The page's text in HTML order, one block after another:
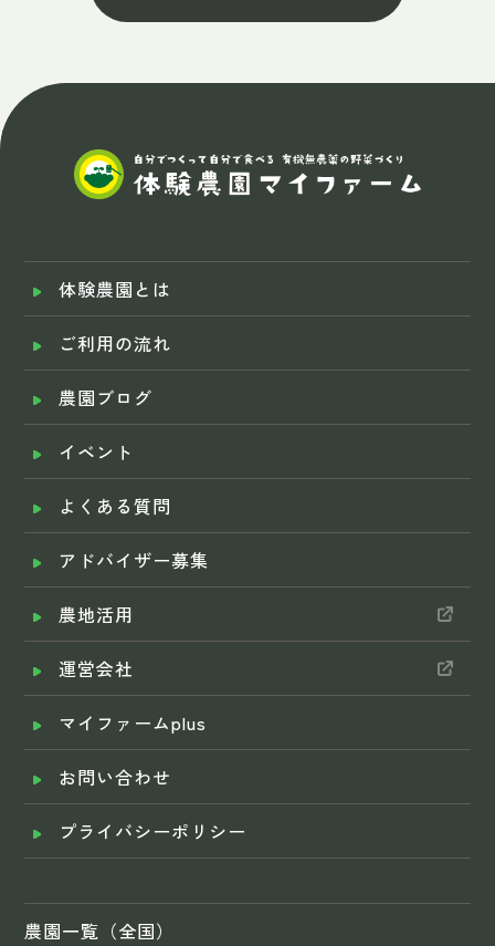
体験農園とは
ご利用の流れ
農園ブログ
イベント
よくある質問
アドバイザー募集
農地活用
運営会社
マイファームplus
お問い合わせ
プライバシーポリシー
農園一覧（全国）